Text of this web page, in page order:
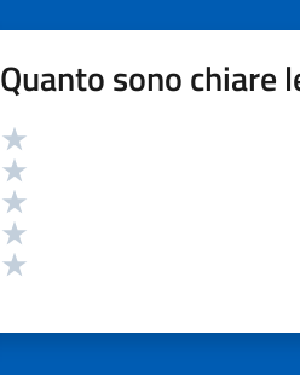
Quanto sono chiare
Valutazione